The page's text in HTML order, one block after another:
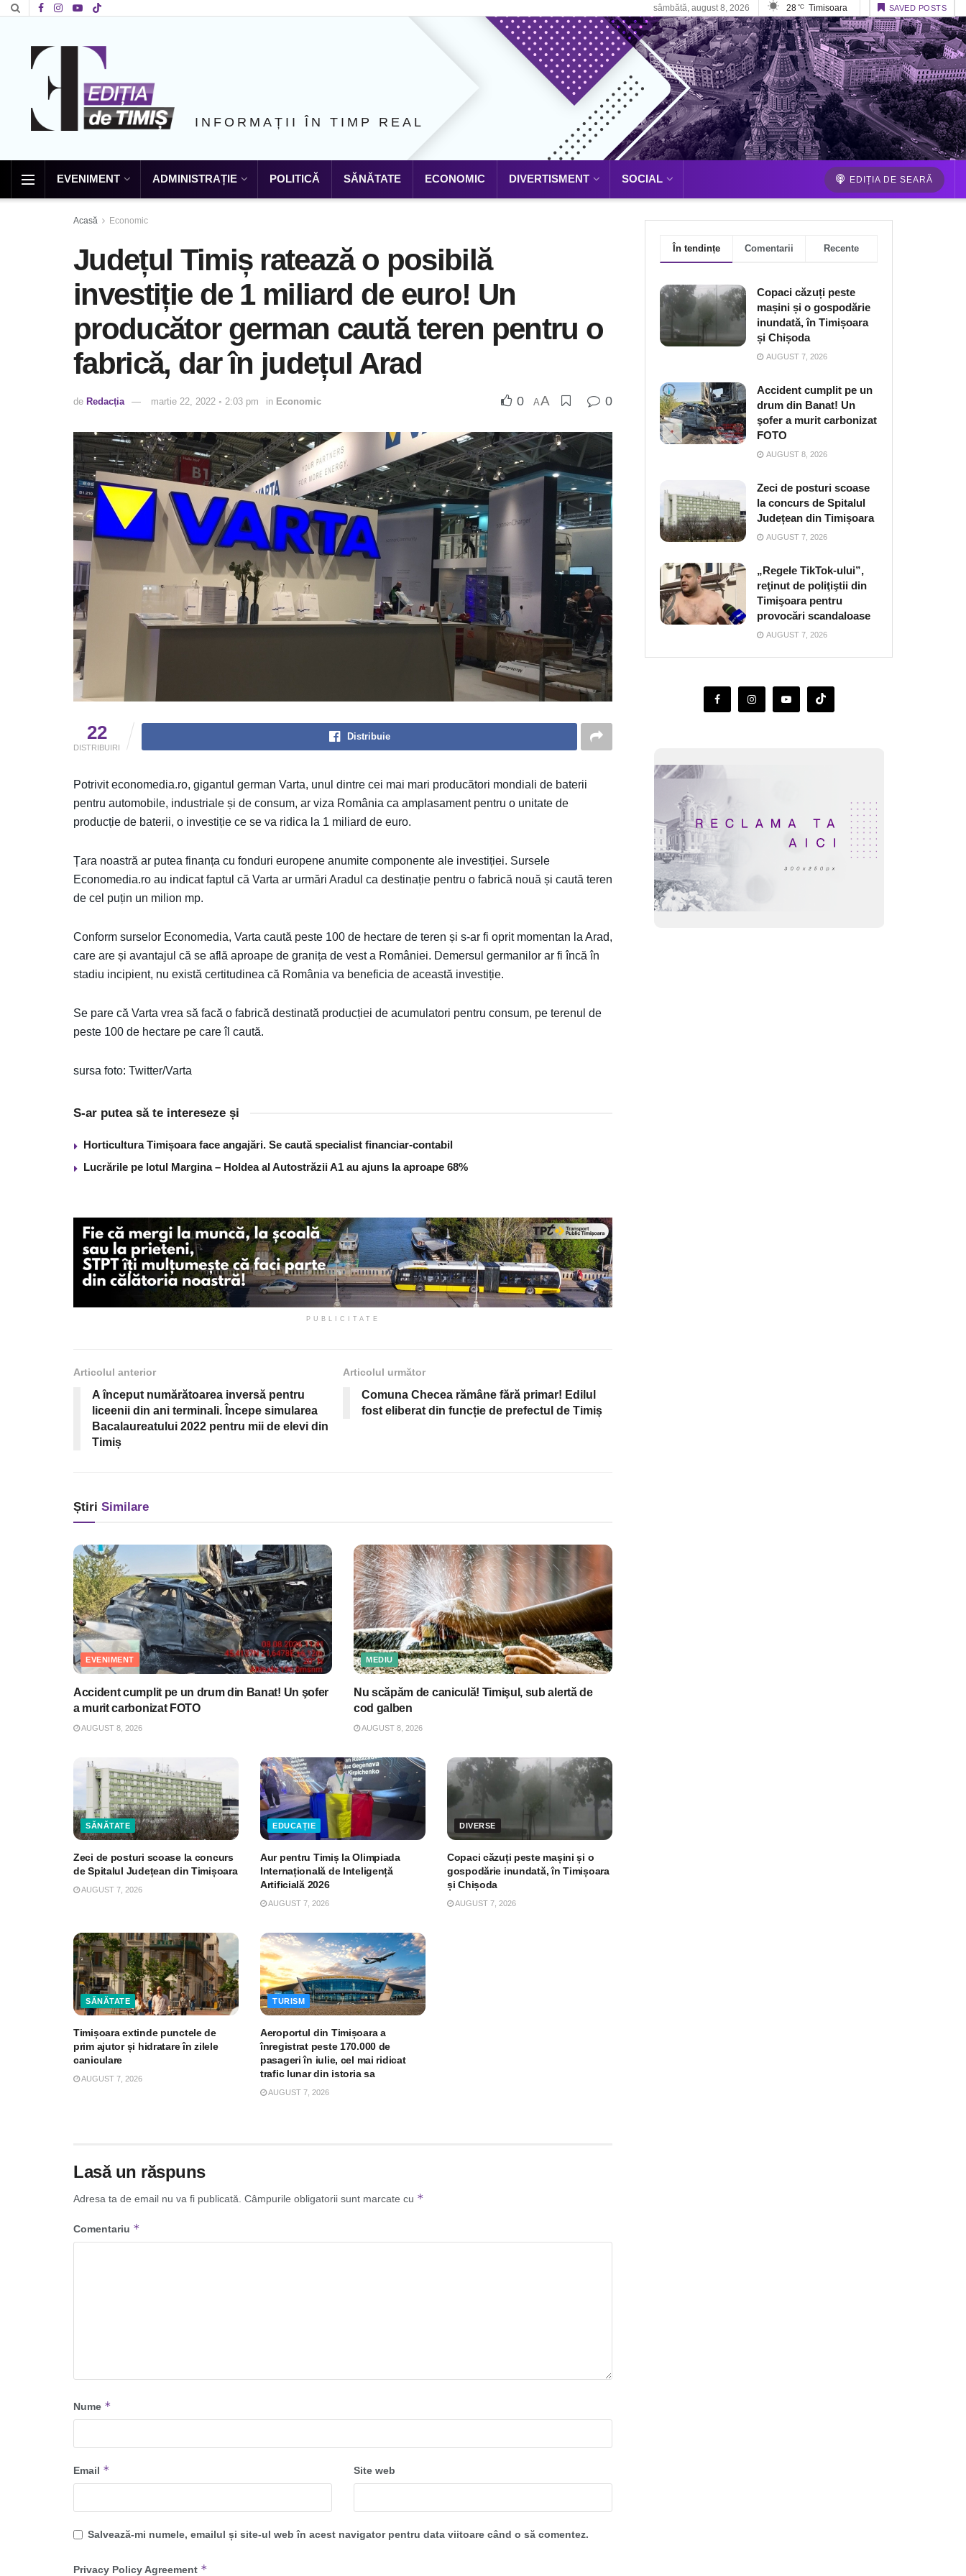
sâmbătă, august 8, 2026 28 °C Timisoara SAVED POSTS
INFORMAȚII ÎN TIMP REAL
EVENIMENT ADMINISTRAȚIE POLITICĂ SĂNĂTATE ECONOMIC DIVERTISMENT SOCIAL EDIȚIA DE SEARĂ
Acasă Economic
Județul Timiș ratează o posibilă
investiție de 1 miliard de euro! Un
producător german caută teren pentru o
fabrică, dar în județul Arad
de Redacția martie 22, 2022 ◦ 2:03 pm in Economic 0 AA 0
22
DISTRIBUIRI
Distribuie
Potrivit economedia.ro, gigantul german Varta, unul dintre cei mai mari producători mondiali de baterii
pentru automobile, industriale și de consum, ar viza România ca amplasament pentru o unitate de
producție de baterii, o investiție ce se va ridica la 1 miliard de euro.
Țara noastră ar putea finanța cu fonduri europene anumite componente ale investiției. Sursele
Economedia.ro au indicat faptul că Varta ar urmări Aradul ca destinație pentru o fabrică nouă și caută teren
de cel puțin un milion mp.
Conform surselor Economedia, Varta caută peste 100 de hectare de teren și s-ar fi oprit momentan la Arad,
care are și avantajul că se află aproape de granița de vest a României. Demersul germanilor ar fi încă în
stadiu incipient, nu există certitudinea că România va beneficia de această investiție.
Se pare că Varta vrea să facă o fabrică destinată producției de acumulatori pentru consum, pe terenul de
peste 100 de hectare pe care îl caută.
sursa foto: Twitter/Varta
S-ar putea să te intereseze și
Horticultura Timișoara face angajări. Se caută specialist financiar-contabil
Lucrările pe lotul Margina – Holdea al Autostrăzii A1 au ajuns la aproape 68%
PUBLICITATE
Articolul anterior
A început numărătoarea inversă pentru
liceenii din ani terminali. Începe simularea
Bacalaureatului 2022 pentru mii de elevi din
Timiș
Articolul următor
Comuna Checea rămâne fără primar! Edilul
fost eliberat din funcție de prefectul de Timiș
Știri Similare
EVENIMENT
Accident cumplit pe un drum din Banat! Un şofer
a murit carbonizat FOTO
AUGUST 8, 2026
MEDIU
Nu scăpăm de caniculă! Timişul, sub alertă de
cod galben
AUGUST 8, 2026
SĂNĂTATE
Zeci de posturi scoase la concurs
de Spitalul Județean din Timișoara
AUGUST 7, 2026
EDUCAȚIE
Aur pentru Timiș la Olimpiada
Internațională de Inteligență
Artificială 2026
AUGUST 7, 2026
DIVERSE
Copaci căzuți peste mașini și o
gospodărie inundată, în Timișoara
și Chișoda
AUGUST 7, 2026
SĂNĂTATE
Timișoara extinde punctele de
prim ajutor și hidratare în zilele
caniculare
AUGUST 7, 2026
TURISM
Aeroportul din Timișoara a
înregistrat peste 170.000 de
pasageri în iulie, cel mai ridicat
trafic lunar din istoria sa
AUGUST 7, 2026
Lasă un răspuns
Adresa ta de email nu va fi publicată. Câmpurile obligatorii sunt marcate cu *
Comentariu *
Nume *
Email * Site web
Salvează-mi numele, emailul și site-ul web în acest navigator pentru data viitoare când o să comentez.
Privacy Policy Agreement *
În tendințe Comentarii Recente
Copaci căzuți peste
mașini și o gospodărie
inundată, în Timișoara
și Chișoda
AUGUST 7, 2026
Accident cumplit pe un
drum din Banat! Un
şofer a murit carbonizat
FOTO
AUGUST 8, 2026
Zeci de posturi scoase
la concurs de Spitalul
Județean din Timișoara
AUGUST 7, 2026
„Regele TikTok-ului”,
reţinut de poliţiştii din
Timişoara pentru
provocări scandaloase
AUGUST 7, 2026